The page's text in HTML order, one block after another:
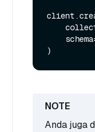
Anda juga